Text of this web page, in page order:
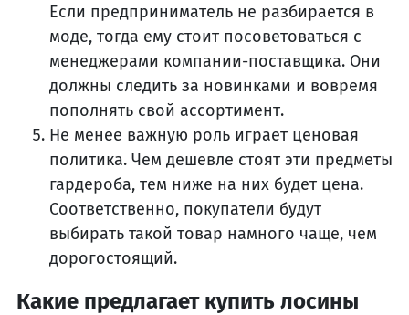
Если предприниматель не разбирается в
моде, тогда ему стоит посоветоваться с
менеджерами компании-поставщика. Они
должны следить за новинками и вовремя
пополнять свой ассортимент.
Не менее важную роль играет ценовая
политика. Чем дешевле стоят эти предметы
гардероба, тем ниже на них будет цена.
Соответственно, покупатели будут
выбирать такой товар намного чаще, чем
дорогостоящий.
Какие предлагает купить лосины